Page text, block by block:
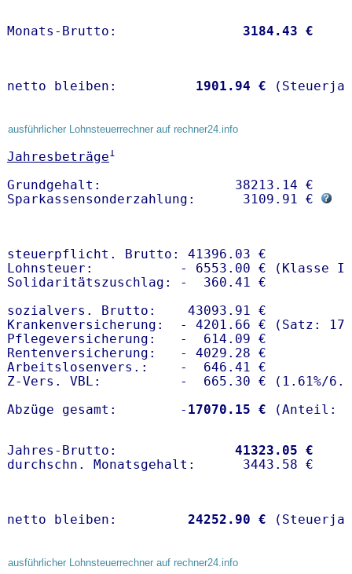
Monats-Brutto: 3184.43 €
netto bleiben: 1901.94 €
ausführlicher Lohnsteuerrechner auf rechner24.info
Jahresbeträge1
Grundgehalt:                 38213.14 €
Sparkassensonderzahlung:      3109.91 €
steuerpflicht. Brutto: 41396.03 €
Lohnsteuer:           - 6553.00 € (Klasse I)
Solidaritätszuschlag: -  360.41 €
sozialvers. Brutto:    43093.91 €
Krankenversicherung:  - 4201.66 € (Satz:
Pflegeversicherung:   -  614.09 €
Rentenversicherung:   - 4029.28 €
Arbeitslosenvers.:    -  646.41 €
Z-Vers. VBL:          -  665.30 € ( 1.61%/
Abzüge gesamt:        - 17070.15 €
Jahres-Brutto: 41323.05 €
netto bleiben: 24252.90 €
ausführlicher Lohnsteuerrechner auf rechner24.info